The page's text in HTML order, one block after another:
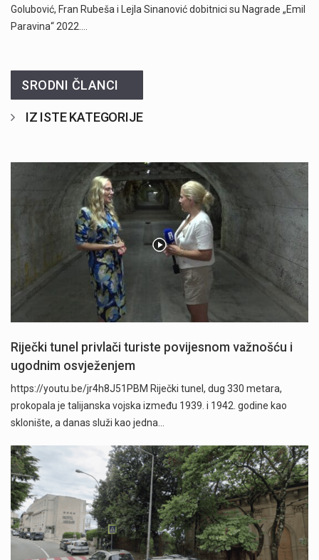
Golubović, Fran Rubeša i Lejla Sinanović dobitnici su Nagrade „Emil
Paravina“ 2022.…
SRODNI ČLANCI
IZ ISTE KATEGORIJE
Riječki tunel privlači turiste povijesnom važnošću i
ugodnim osvježenjem
https://youtu.be/jr4h8J51PBM Riječki tunel, dug 330 metara,
prokopala je talijanska vojska između 1939. i 1942. godine kao
sklonište, a danas služi kao jedna…